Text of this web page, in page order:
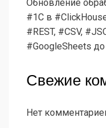
Обновление
#1С в
#REST, #CSV,
#GoogleSheets
Свежие
Нет